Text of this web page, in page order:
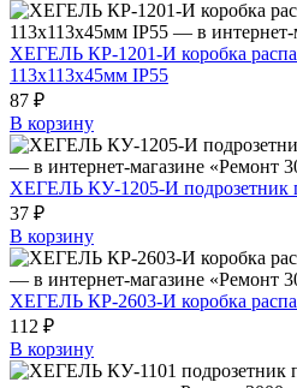
ХЕГЕЛЬ КР-1201-И коробка
113х113х45мм IP55
87 ₽
В корзину
ХЕГЕЛЬ КУ-1205-И подрозетник
37 ₽
В корзину
ХЕГЕЛЬ КР-2603-И коробка
112 ₽
В корзину